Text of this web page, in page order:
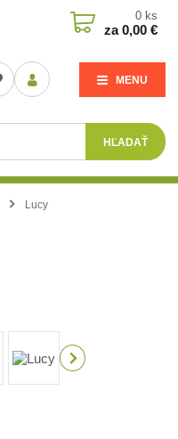
MENU
HĽADAŤ
0 ks
za0,00 €
Lucy